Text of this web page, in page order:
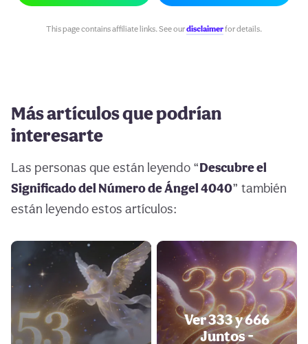
This page contains affiliate links. See ourdisclaimerfor details.
Más artículos que podrían
interesarte
Las personas que están leyendo “Descubre el
Significado del Número de Ángel 4040” también
están leyendo estos artículos:
Ver 333 y 666
Juntos -